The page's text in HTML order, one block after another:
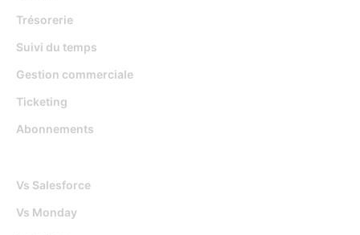
Trésorerie
Suivi du temps
Gestion commerciale
Ticketing
Abonnements
Vs Salesforce
Vs Monday